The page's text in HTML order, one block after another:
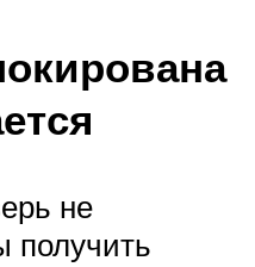
не
получить